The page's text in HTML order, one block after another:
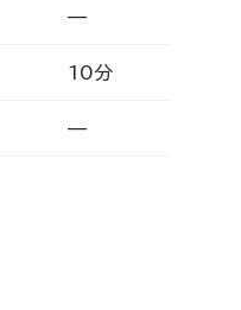
—
10分
—